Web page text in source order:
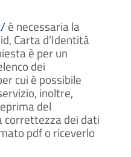
è necessaria la
Carta d’Identità
è per un
dei
cui è possibile
inoltre,
del
correttezza dei dati
pdf o riceverlo